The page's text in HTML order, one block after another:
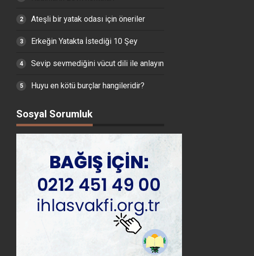
Ateşli bir yatak odası için öneriler
Erkeğin Yatakta İstediği 10 Şey
Sevip sevmediğini vücut dili ile anlayın
Huyu en kötü burçlar hangileridir?
Sosyal Sorumluk